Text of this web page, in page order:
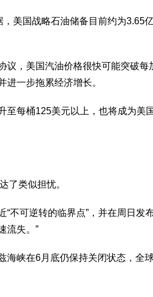
美国战略石油储备目前约为3.65
议，美国汽油价格很快可能突破每
进一步拖累经济增长。
至每桶125美元以上，也将成为美
了类似担忧。
不可逆转的临界点”，并在周日发
流失。”
海峡在6月底仍保持关闭状态，全